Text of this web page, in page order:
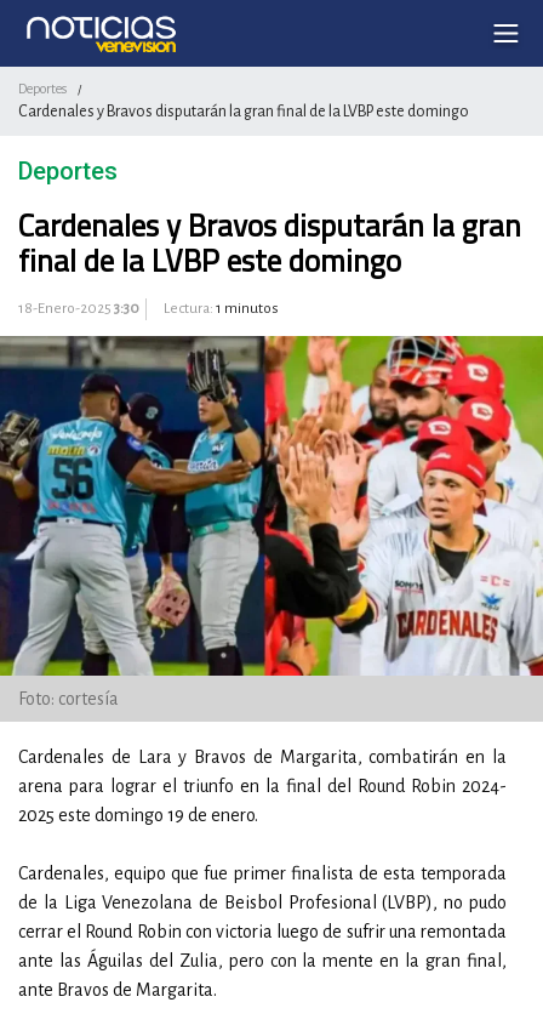
Deportes /
Cardenales y Bravos disputarán la gran final de la LVBP este domingo
Deportes
Cardenales y Bravos disputarán la gran
final de la LVBP este domingo
18-Enero-2025 3:30 Lectura: 1 minutos
Foto: cortesía
Cardenales de Lara y Bravos de Margarita, combatirán en la
arena para lograr el triunfo en la final del Round Robin 2024-
2025 este domingo 19 de enero.
Cardenales, equipo que fue primer finalista de esta temporada
de la Liga Venezolana de Beisbol Profesional (LVBP), no pudo
cerrar el Round Robin con victoria luego de sufrir una remontada
ante las Águilas del Zulia, pero con la mente en la gran final,
ante Bravos de Margarita.